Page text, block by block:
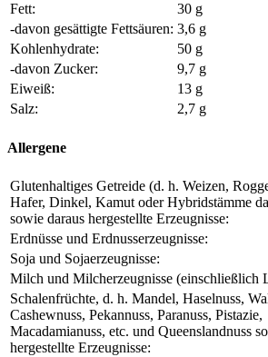
Fett:
30 g
-davon gesättigte Fettsäuren: 3,6 g
Kohlenhydrate:
50 g
-davon Zucker:
9,7 g
Eiweiß:
13 g
Salz:
2,7 g
Allergene
Glutenhaltiges Getreide (d. h. Weizen,
Hafer, Dinkel, Kamut oder Hybridstämme
sowie daraus hergestellte Erzeugnisse:
Erdnüsse und Erdnusserzeugnisse:
Soja und Sojaerzeugnisse:
Milch und Milcherzeugnisse (einschließlich
Schalenfrüchte, d. h. Mandel, Haselnuss,
Cashewnuss, Pekannuss, Paranuss, Pistazie,
Macadamianuss, etc. und Queenslandnuss
hergestellte Erzeugnisse: